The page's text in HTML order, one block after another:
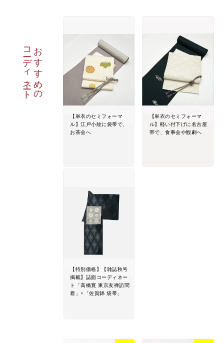
おすすめの
コーディネート
【単衣のセミフォーマ
ル】江戸小紋に袋帯で、
お茶会へ
【単衣のセミフォーマ
ル】軽い付下げに名古屋
帯で、食事会や観劇へ
【特別価格】【雑誌秋号
掲載】誌面コーディネー
ト「高橋寛 東京友禅訪問
着」×「佐賀錦 袋帯」